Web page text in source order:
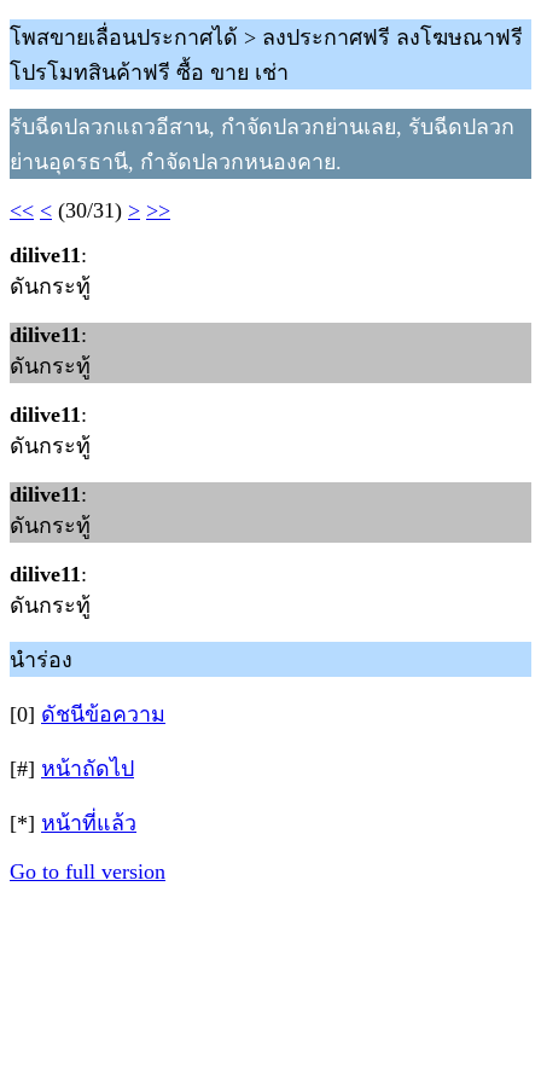
โพสขายเลื่อนประกาศได้ > ลงประกาศฟรี ลงโฆษณาฟรี
โปรโมทสินค้าฟรี ซื้อ ขาย เช่า
รับฉีดปลวกแถวอีสาน, กำจัดปลวกย่านเลย, รับฉีดปลวก
ย่านอุดรธานี, กำจัดปลวกหนองคาย.
<< < (30/31) > >>
dilive11:
ดันกระทู้
dilive11:
ดันกระทู้
dilive11:
ดันกระทู้
dilive11:
ดันกระทู้
dilive11:
ดันกระทู้
นำร่อง
[0] ดัชนีข้อความ
[#] หน้าถัดไป
[*] หน้าที่แล้ว
Go to full version